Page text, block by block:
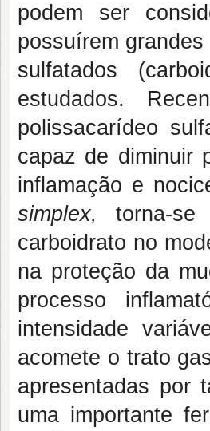
podem ser
possuírem
sulfatados
estudados.
polissacarídeo
capaz de diminuir
inflamação e
simplex, torna-se
carboidrato no
na proteção da
processo
intensidade
acomete o trato
apresentadas por
uma importante